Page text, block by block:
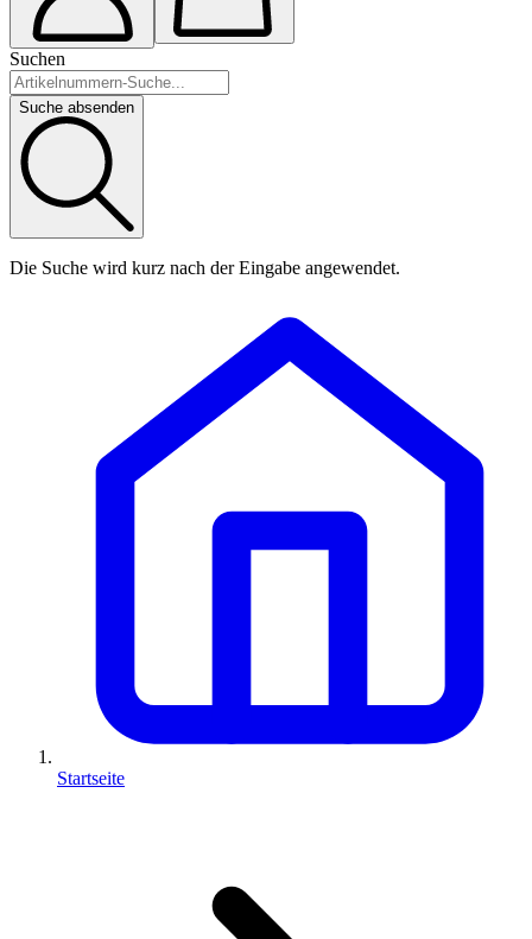
Suchen
Suche absenden
Die Suche wird kurz nach der Eingabe angewendet.
Startseite